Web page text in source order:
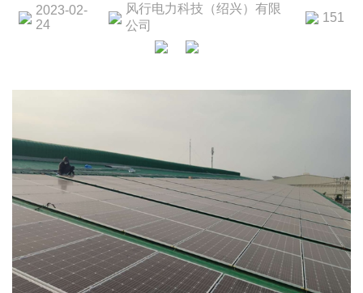
2023-02-
24
风行电力科技（绍兴）有限
公司
151